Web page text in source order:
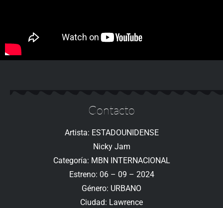
Contacto
Artista: ESTADOUNIDENSE
Nicky Jam
Categoría: MBN INTERNACIONAL
Estreno: 06 – 09 – 2024
Género: URBANO
Ciudad: Lawrence